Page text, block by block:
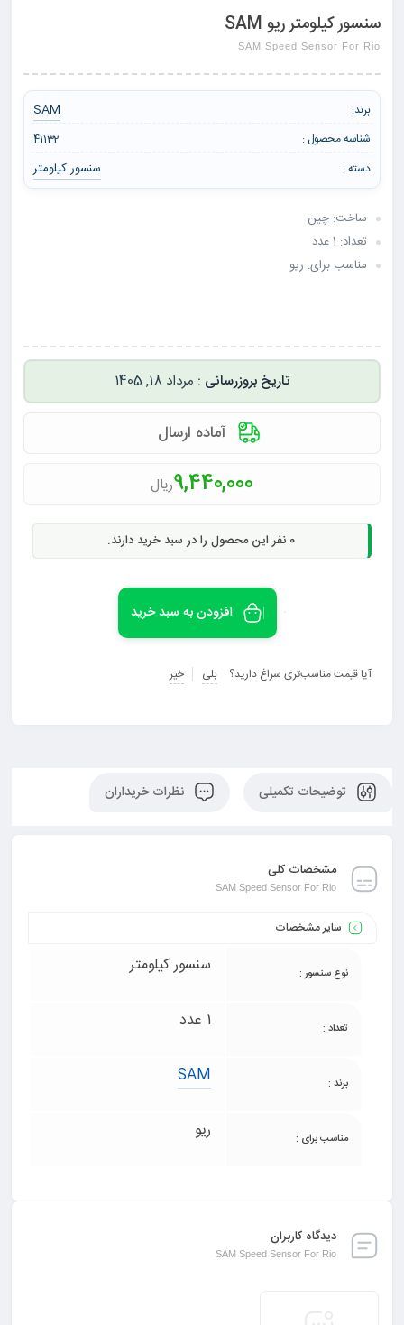
سنسور کیلومتر ریو SAM
SAM Speed Sensor For Rio
برند: SAM
شناسه محصول :
41132
دسته :
سنسور کیلومتر
ساخت: چین
تعداد: 1 عدد
مناسب برای: ریو
مرداد 18, 1405
آماده ارسال
9,440,000ریال
0 نفر این محصول را در سبد خرید دارند.
افزودن به سبد خرید
آیا قیمت مناسب‌تری سراغ دارید؟ بلی خیر
توضیحات تکمیلی نظرات خریداران
مشخصات کلی
SAM Speed Sensor For Rio
سایر مشخصات
نوع سنسور : سنسور کیلومتر
تعداد : 1 عدد
برند : SAM
مناسب برای : ریو
دیدگاه کاربران
SAM Speed Sensor For Rio